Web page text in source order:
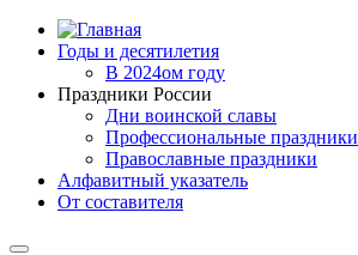
Годы и десятилетия
В 2024ом году
Праздники России
Дни воинской славы
Профессиональные праздники
Православные праздники
Алфавитный указатель
От составителя